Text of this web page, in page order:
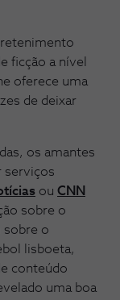
ficção a nível
oferece uma
de deixar
os amantes
serviços
ou CNN
sobre o
sobre o
lisboeta,
conteúdo
uma boa